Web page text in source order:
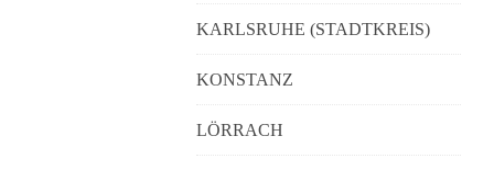
KARLSRUHE (STADTKREIS)
KONSTANZ
LÖRRACH